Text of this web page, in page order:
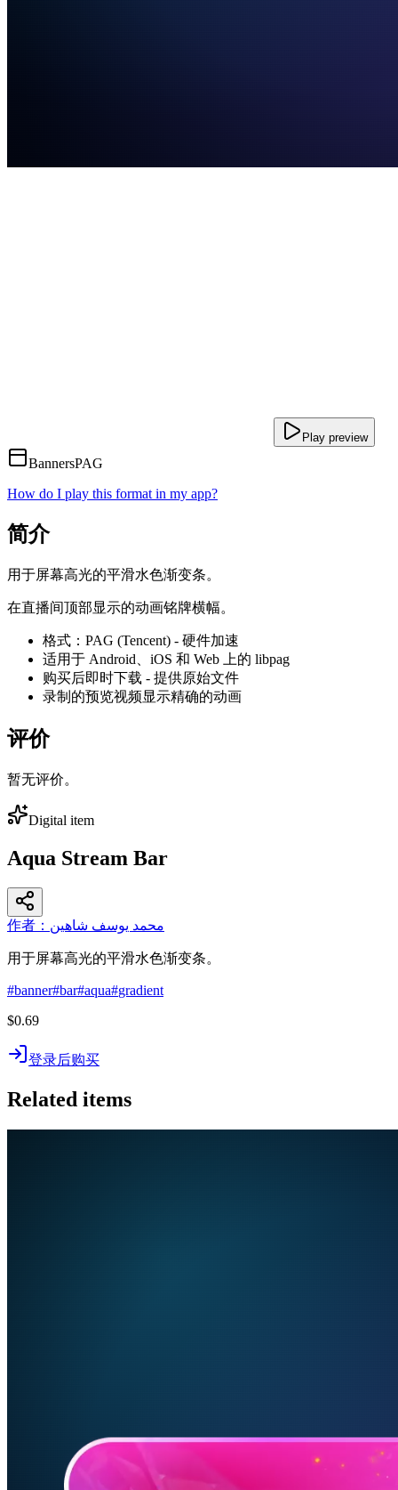
Play preview
BannersPAG
How do I play this format in my app?
简介
用于屏幕高光的平滑水色渐变条。
在直播间顶部显示的动画铭牌横幅。
格式：PAG (Tencent) - 硬件加速
适用于 Android、iOS 和 Web 上的 libpag
购买后即时下载 - 提供原始文件
录制的预览视频显示精确的动画
评价
暂无评价。
Digital item
Aqua Stream Bar
作者：محمد يوسف شاهين
用于屏幕高光的平滑水色渐变条。
#banner#bar#aqua#gradient
$0.69
登录后购买
Related items